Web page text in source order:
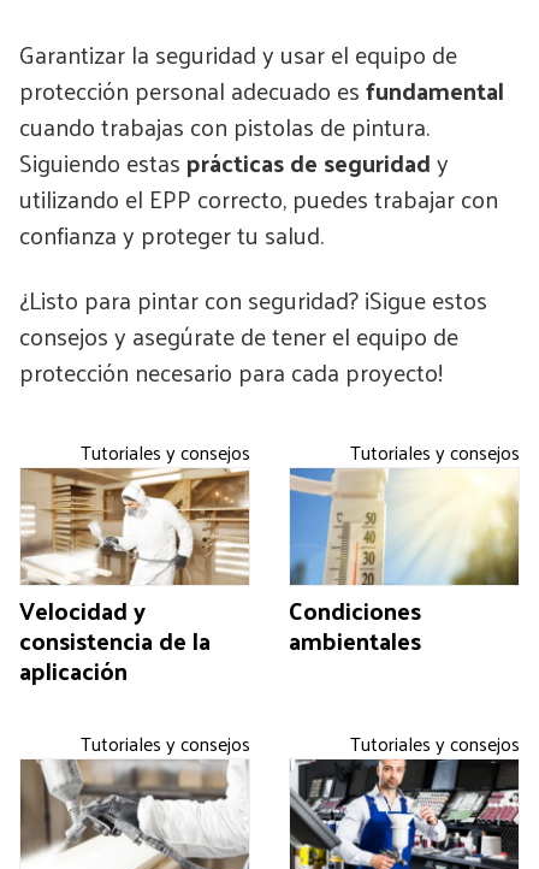
Garantizar la seguridad y usar el equipo de
protección personal adecuado esfundamental
cuando trabajas con pistolas de pintura.
Siguiendo estasprácticas de seguridady
utilizando el EPP correcto, puedes trabajar con
confianza y proteger tu salud.
¿Listo para pintar con seguridad? ¡Sigue estos
consejos y asegúrate de tener el equipo de
protección necesario para cada proyecto!
Tutoriales y consejos
Velocidad y
consistencia de la
aplicación
Tutoriales y consejos
Condiciones
ambientales
Tutoriales y consejos Tutoriales y consejos